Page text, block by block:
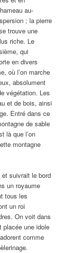
au-
; la pierre
trouve une
riche. Le
qui
en divers
où l’on marche
absolument
végétation. Les
et de bois, ainsi
Entré dans ce
de sable
là que l’on
montagne
suivrait le bord
un royaume
tous les
un roi
On voit dans
placée une idole
comme